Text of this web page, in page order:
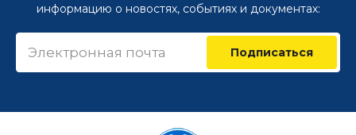
информацию о новостях, событиях и документах:
Подписаться